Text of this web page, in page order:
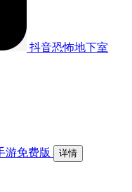
抖音恐怖地下室
游免费版 详情